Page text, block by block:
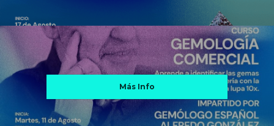
Más Info